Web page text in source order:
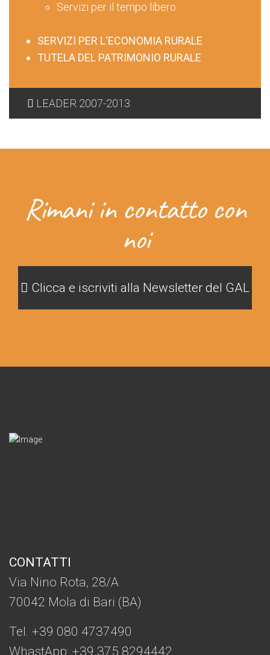
Servizi per il tempo libero
SERVIZI PER L'ECONOMIA RURALE
TUTELA DEL PATRIMONIO RURALE
LEADER 2007-2013
Rimani in contatto con
noi
Clicca e iscriviti alla Newsletter del GAL
CONTATTI
Via Nino Rota, 28/A
70042 Mola di Bari (BA)
Tel. +39 080 4737490
WhastApp: +39 375 8294442